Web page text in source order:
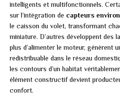
intelligents et multifonctionnels.
sur l’intégration de capteurs
le caisson du volet, transformant
miniature. D’autres développent des
plus d’alimenter le moteur, génèrent
redistribuable dans le réseau
les contours d’un habitat
élément constructif devient
confort.